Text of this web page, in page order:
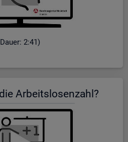
2:41)
Ar­beits­lo­sen­zahl?